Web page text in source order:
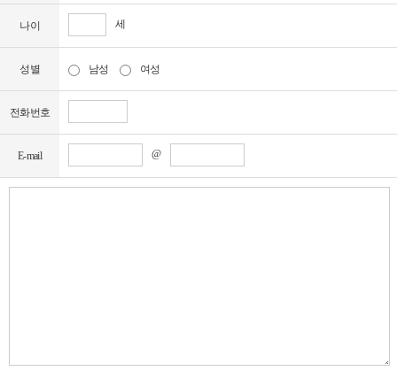
제 3조 약관 외 준칙
본 약관에 명시되지 않은 사항이 관계법령에 규정되어 있을 경우에는 그
규정에 따릅니다.
제 2장 사이트 서비스 이용
(1) 서비스 사용계약은 이용자의 신청과 그에 대한 강서 I Will 센터의 승낙,
그리고 이용자의 약관 내용에 대한 동의로 성립됩니다.
(2) 회원에 가입하여 서비스를 이용하고자 하는 희망자는 강서 I Will 센터
에서 요청하는 개인 신상 정보를 제공해야합니다.
(3) 강서 I Will 센터는 다음 각 항에 해당하는 이용계약신청에 대하여는 이
(2) 위 항의 서비스 이용시간 조건은 정기점검 등의 필요로 인하여 회원에
나이 세
성별 남성 여성
전화번호
E-mail @